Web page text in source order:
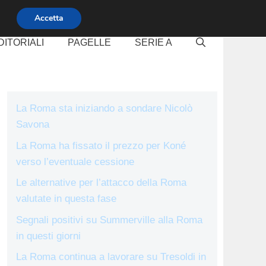
PAGELLE SERIE A
La Roma sta iniziando a sondare Nicolò
Savona
La Roma ha fissato il prezzo per Koné
verso l’eventuale cessione
Le alternative per l’attacco della Roma
valutate in questa fase
Segnali positivi su Summerville alla Roma
in questi giorni
La Roma continua a lavorare su Tresoldi in
Accetta